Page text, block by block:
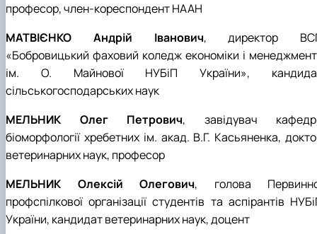
професор, член-кореспондент НААН
МАТВІЄНКО Андрій Іванович, директор
«Бобровицький фаховий коледж економіки і
ім. О. Майнової НУБіП України»,
сільськогосподарських наук
МЕЛЬНИК Олег Петрович, завідувач
біоморфології хребетних ім. акад. В.Г. Касьяненка,
ветеринарних наук, професор
МЕЛЬНИК Олексій Олегович, голова
профспілкової організації студентів та аспірантів
України, кандидат ветеринарних наук, доцент